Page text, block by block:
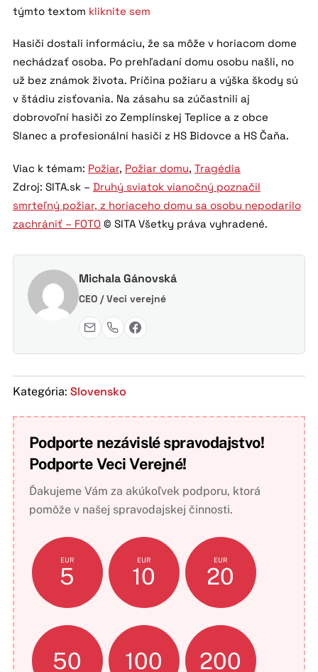
týmto textom kliknite sem
Hasiči dostali informáciu, že sa môže v horiacom dome
nechádzať osoba. Po prehľadaní domu osobu našli, no
už bez známok života. Príčina požiaru a výška škody sú
v štádiu zisťovania. Na zásahu sa zúčastnili aj
dobrovoľní hasiči zo Zemplínskej Teplice a z obce
Slanec a profesionálni hasiči z HS Bidovce a HS Čaňa.
Viac k témam: Požiar, Požiar domu, Tragédia
Zdroj: SITA.sk – Druhý sviatok vianočný poznačil
smrteľný požiar, z horiaceho domu sa osobu nepodarilo
zachrániť – FOTO© SITA Všetky práva vyhradené.
Michala Gánovská
CEO / Veci verejné
Kategória: Slovensko
Podporte nezávislé spravodajstvo!
Podporte Veci Verejné!
Ďakujeme Vám za akúkoľvek podporu, ktorá
pomôže v našej spravodajskej činnosti.
EUR
5
EUR
10
EUR
20
50 100 200